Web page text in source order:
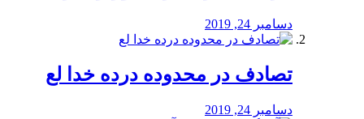
دسامبر 24, 2019
تصادف در محدوده درده خدا لع
دسامبر 24, 2019